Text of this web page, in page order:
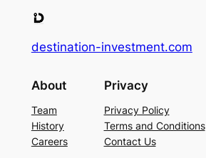
destination-investment.com
About
Team
History
Careers
Privacy
Privacy Policy
Terms and Conditions
Contact Us